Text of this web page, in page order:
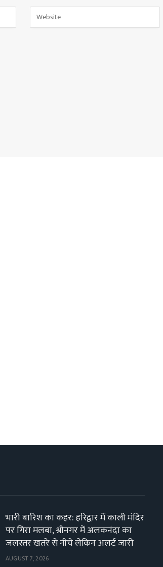
भारी बारिश का कहर: हरिद्वार में काली मंदिर
पर गिरा मलबा, श्रीनगर में अलकनंदा का
जलस्तर खतरे से नीचे लेकिन अलर्ट जारी
AUGUST 7, 2026